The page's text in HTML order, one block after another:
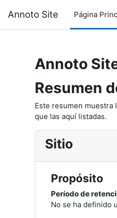
Annoto Site Página
Annoto
Resumen
Este resumen
que las aquí listadas.
Sitio
Propósito
Período de
No se ha definido